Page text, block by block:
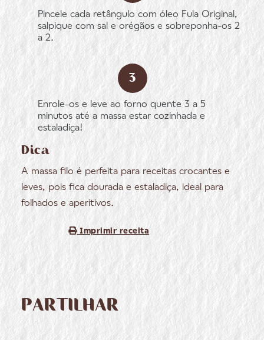
Pincele cada retângulo com óleo Fula Original,
salpique com sal e orégãos e sobreponha-os 2
a 2.
Enrole-os e leve ao forno quente 3 a 5
minutos até a massa estar cozinhada e
estaladiça!
Dica
A massa filo é perfeita para receitas crocantes e
leves, pois fica dourada e estaladiça, ideal para
folhados e aperitivos.
Imprimir receita
PARTILHAR